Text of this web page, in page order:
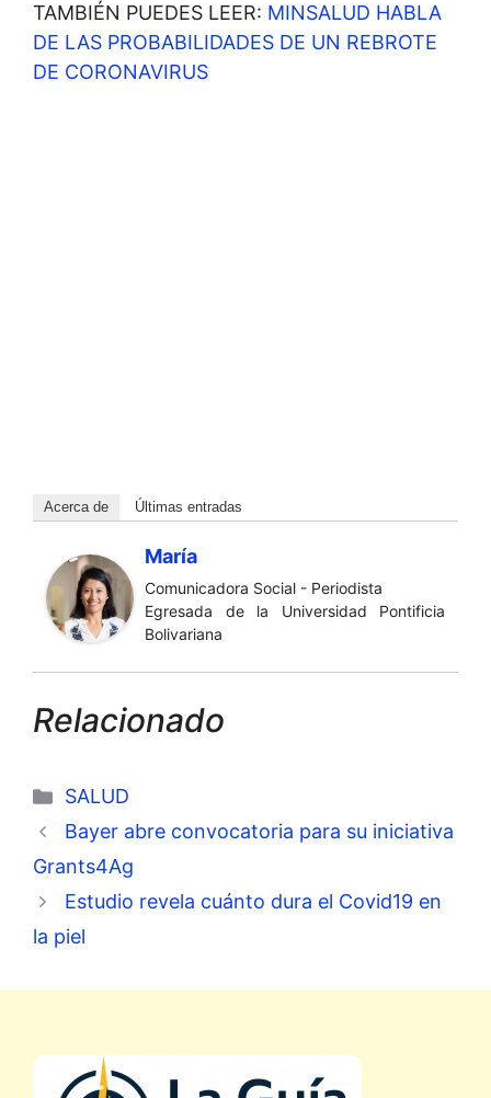
TAMBIÉN PUEDES LEER: MINSALUD HABLA
DE LAS PROBABILIDADES DE UN REBROTE
DE CORONAVIRUS
Acerca de Últimas entradas
María
Comunicadora Social - Periodista
Egresada de la Universidad Pontificia
Bolivariana
Relacionado
Categorías
SALUD
Bayer abre convocatoria para su iniciativa
Grants4Ag
Estudio revela cuánto dura el Covid19 en
la piel